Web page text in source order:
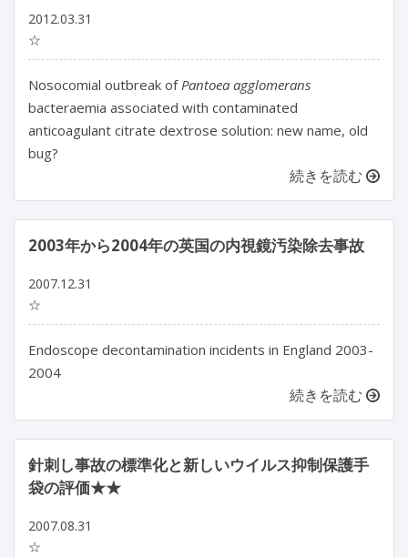
2012.03.31
☆
Nosocomial outbreak of Pantoea agglomerans
bacteraemia associated with contaminated
anticoagulant citrate dextrose solution: new name, old
bug?
続きを読む
2003年から2004年の英国の内視鏡汚染除去事故
2007.12.31
☆
Endoscope decontamination incidents in England 2003-
2004
続きを読む
針刺し事故の標準化と新しいウイルス抑制保護手
袋の評価★★
2007.08.31
☆